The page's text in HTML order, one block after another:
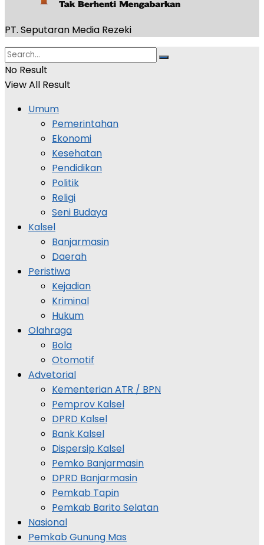
PT. Seputaran Media Rezeki
No Result
View All Result
Umum
Pemerintahan
Ekonomi
Kesehatan
Pendidikan
Politik
Religi
Seni Budaya
Kalsel
Banjarmasin
Daerah
Peristiwa
Kejadian
Kriminal
Hukum
Olahraga
Bola
Otomotif
Advetorial
Kementerian ATR / BPN
Pemprov Kalsel
DPRD Kalsel
Bank Kalsel
Dispersip Kalsel
Pemko Banjarmasin
DPRD Banjarmasin
Pemkab Tapin
Pemkab Barito Selatan
Nasional
Pemkab Gunung Mas